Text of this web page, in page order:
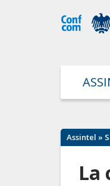
Assintel »
La